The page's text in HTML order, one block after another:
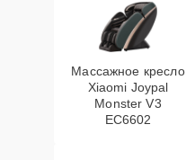
Массажное кресло
Xiaomi Joypal
Monster V3
EC6602